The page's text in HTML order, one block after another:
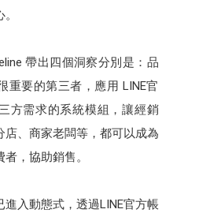
帶出四個洞察分別是：品
重要的第三者，應用 LINE官
方需求的系統模組，讓經銷
店、商家老闆等，都可以成為
，協助銷售。
入動態式，透過LINE官方帳